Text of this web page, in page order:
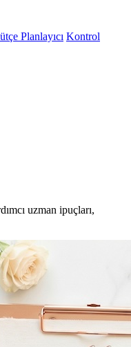
Planlayıcı Kontrol
uzman ipuçları,